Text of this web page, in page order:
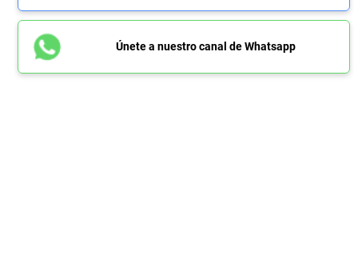
Únete a nuestro canal de Whatsapp